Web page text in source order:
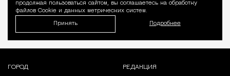
продолжая пользоваться сайтом, вы соглашаетесь на обработку
файлов Cookie и данных метрических систем.
Принять Подробнее
ГОРОД РЕДАКЦИЯ